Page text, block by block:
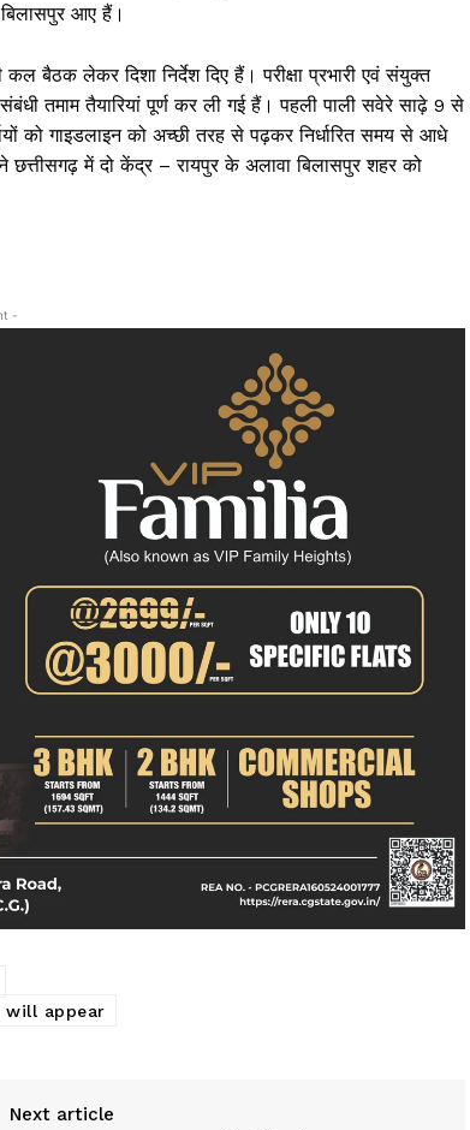
Khabarchalisa News
ई-पेपर
बिलासपुर आए हैं।
बैठक लेकर दिशा निर्देश दिए हैं। परीक्षा प्रभारी एवं संयुक्त
तमाम तैयारियां पूर्ण कर ली गई हैं। पहली पाली सवेरे साढ़े 9 से
को गाइडलाइन को अच्छी तरह से पढ़कर निर्धारित समय से आधे
में दो केंद्र – रायपुर के अलावा बिलासपुर शहर को
-
will appear
Next article